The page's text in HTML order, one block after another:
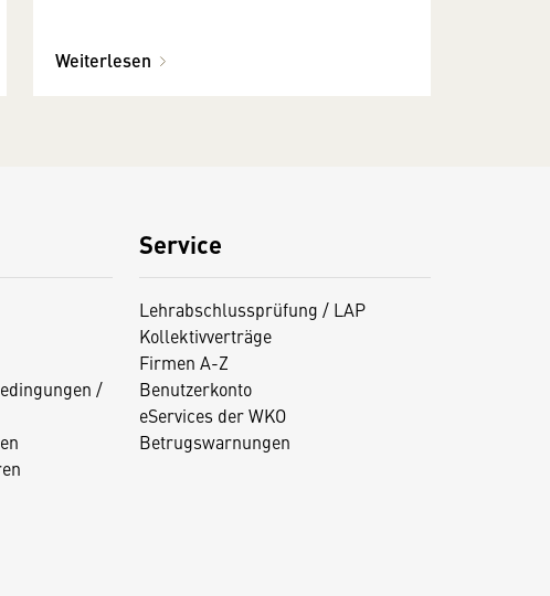
Weiterlesen
/
Service
Lehrabschlussprüfung / LAP
Kollektivverträge
Firmen A-Z
Benutzerkonto
eServices der WKO
Betrugswarnungen